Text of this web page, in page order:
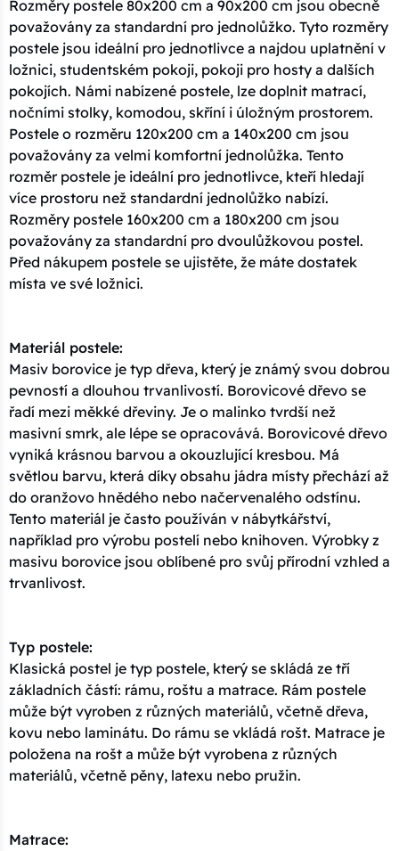
Rozměry postele 80x200 cm a 90x200 cm jsou obecně
považovány za standardní pro jednolůžko. Tyto rozměry
postele jsou ideální pro jednotlivce a najdou uplatnění v
ložnici, studentském pokoji, pokoji pro hosty a dalších
pokojích. Námi nabízené postele, lze doplnit matrací,
nočními stolky, komodou, skříní i úložným prostorem.
Postele o rozměru 120x200 cm a 140x200 cm jsou
považovány za velmi komfortní jednolůžka. Tento
rozměr postele je ideální pro jednotlivce, kteří hledají
více prostoru než standardní jednolůžko nabízí.
Rozměry postele 160x200 cm a 180x200 cm jsou
považovány za standardní pro dvoulůžkovou postel.
Před nákupem postele se ujistěte, že máte dostatek
místa ve své ložnici.
Materiál postele:
Masiv borovice je typ dřeva, který je známý svou dobrou
pevností a dlouhou trvanlivostí. Borovicové dřevo se
řadí mezi měkké dřeviny. Je o malinko tvrdší než
masivní smrk, ale lépe se opracovává. Borovicové dřevo
vyniká krásnou barvou a okouzlující kresbou. Má
světlou barvu, která díky obsahu jádra místy přechází až
do oranžovo hnědého nebo načervenalého odstínu.
Tento materiál je často používán v nábytkářství,
například pro výrobu postelí nebo knihoven. Výrobky z
masivu borovice jsou oblíbené pro svůj přírodní vzhled a
trvanlivost.
Typ postele:
Klasická postel je typ postele, který se skládá ze tří
základních částí: rámu, roštu a matrace. Rám postele
může být vyroben z různých materiálů, včetně dřeva,
kovu nebo laminátu. Do rámu se vkládá rošt. Matrace je
položena na rošt a může být vyrobena z různých
materiálů, včetně pěny, latexu nebo pružin.
Matrace: